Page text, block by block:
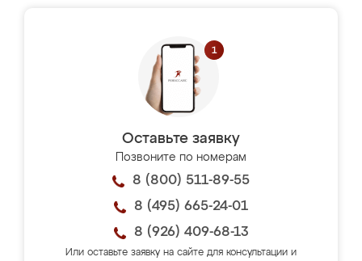
Оставьте заявку
Позвоните по номерам
8 (800) 511-89-55
8 (495) 665-24-01
8 (926) 409-68-13
Или оставьте заявку на сайте для консультации и